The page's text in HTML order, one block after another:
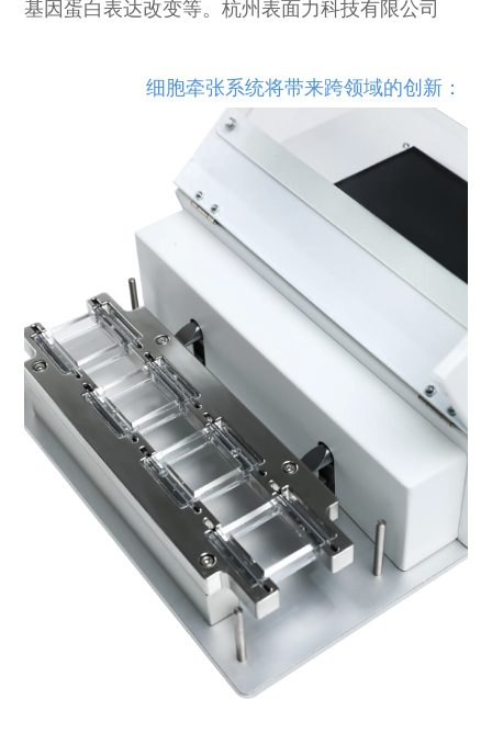
基因蛋白表达改变等。杭州表面力科技有限公司
细胞牵张系统将带来跨领域的创新：